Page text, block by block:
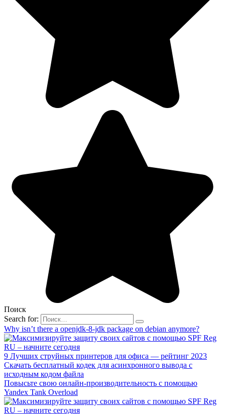
Поиск
Search for:
Why isn’t there a openjdk-8-jdk package on debian anymore?
9 Лучших струйных принтеров для офиса — рейтинг 2023
Скачать бесплатный кодек для асинхронного вывода с
исходным кодом файла
Повысьте свою онлайн-производительность с помощью
Yandex Tank Overload